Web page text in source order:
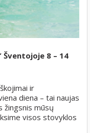
8 – 14
ir
diena – tai naujas
žingsnis mūsų
visos stovyklos